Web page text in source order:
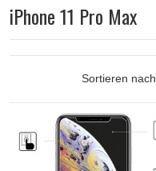
iPhone 11 Pro Max
Sortieren nach